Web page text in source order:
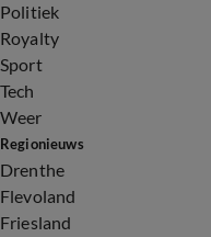
Politiek
Royalty
Sport
Tech
Weer
Regionieuws
Drenthe
Flevoland
Friesland